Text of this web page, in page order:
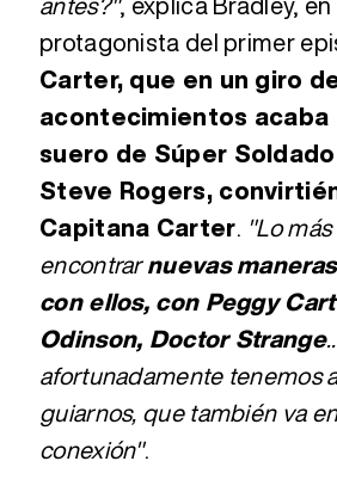
protagonista del primer
Carter, que en un giro
acontecimientos
suero de Súper
Steve Rogers,
Capitana Carter. "Lo
encontrarnuevas
con ellos, con Peggy
Odinson, Doctor Strange
afortunadamente tenemos
guiarnos, que también va
conexión".